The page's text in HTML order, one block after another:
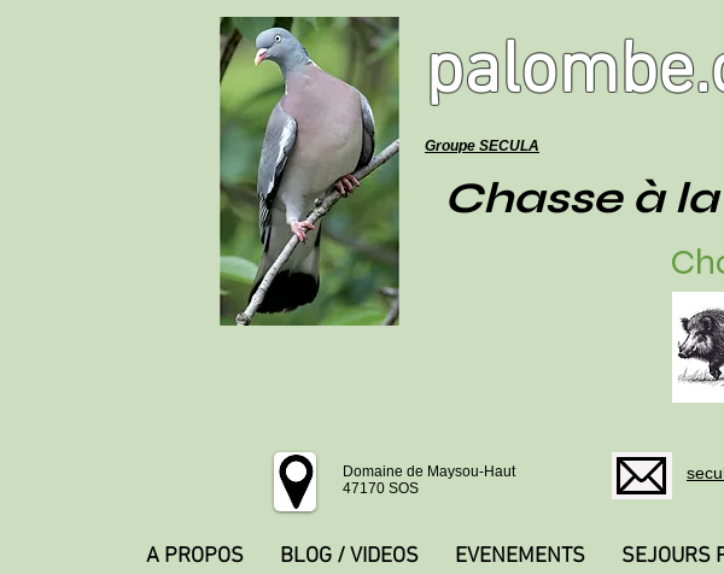
Groupe SECULA
Chasse à
Domaine de Maysou-Haut
47170 SOS
A PROPOS BLOG / VIDEOS EVENEMENTS SEJOURS